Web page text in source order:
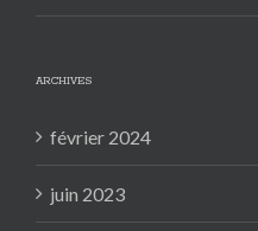
ARCHIVES
février 2024
juin 2023